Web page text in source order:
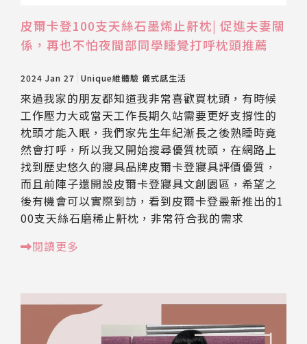
皮爾卡登100支天絲石墨烯止鼾枕| 促進夫妻關
係，再也不怕夜間部同學睡覺打呼枕頭推薦
2024 Jan 27 Unique維體驗 儀式感生活
來過我家的朋友都知道我非常喜歡買枕頭，有時候
工作壓力大或當天工作長期久站需要更好支撐性的
枕頭才能入眠，我們家先生年紀漸長之後熟睡時竟
然會打呼，所以我又開始搜尋優質枕頭，在網路上
找到歷史悠久的寢具品牌皮爾卡登寢具評價優質，
而且前陣子還開設皮爾卡登寢具文創園區，希望之
後有機會可以實際到訪，看到皮爾卡登最新推出的1
00支天絲石磨稀止鼾枕，非常符合我的需求
閱讀更多